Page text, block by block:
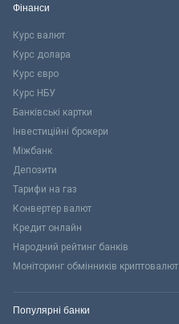
Фінанси
Курс валют
Курс долара
Курс євро
Курс НБУ
Банківські картки
Інвестиційні брокери
Міжбанк
Депозити
Тарифи на газ
Конвертер валют
Кредит онлайн
Народний рейтинг банків
Моніторинг обмінників криптовалют
Популярні банки